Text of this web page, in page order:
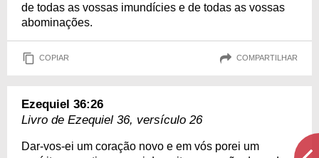
de todas as vossas imundícies e de todas as vossas
abominações.
COPIAR COMPARTILHAR
Ezequiel 36:26
Livro de Ezequiel 36, versículo 26
Dar-vos-ei um coração novo e em vós porei um